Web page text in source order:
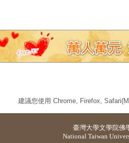
建議您使用 Chrome, Firefox,
臺灣大學文學院佛
National Taiwan